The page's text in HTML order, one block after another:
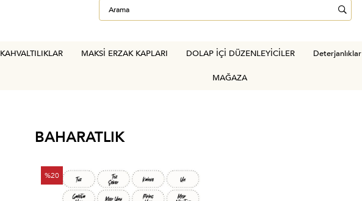
KAHVALTILIKLAR MAKSİ ERZAK KAPLARI DOLAP İÇİ DÜZENLEYİCİLER Deterjanlıklar
MAĞAZA
BAHARATLIK
%20